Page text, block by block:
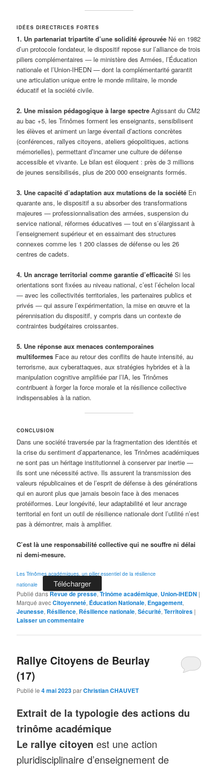
IDÉES DIRECTRICES FORTES
1. Un partenariat tripartite d’une solidité éprouvée Né en 1982
d’un protocole fondateur, le dispositif repose sur l’alliance de trois
piliers complémentaires — le ministère des Armées, l’Éducation
nationale et l’Union-IHEDN — dont la complémentarité garantit
une articulation unique entre le monde militaire, le monde
éducatif et la société civile.
2. Une mission pédagogique à large spectre Agissant du CM2
au bac +5, les Trinômes forment les enseignants, sensibilisent
les élèves et animent un large éventail d’actions concrètes
(conférences, rallyes citoyens, ateliers géopolitiques, actions
mémorielles), permettant d’incarner une culture de défense
accessible et vivante. Le bilan est éloquent : près de 3 millions
de jeunes sensibilisés, plus de 200 000 enseignants formés.
3. Une capacité d’adaptation aux mutations de la société En
quarante ans, le dispositif a su absorber des transformations
majeures — professionnalisation des armées, suspension du
service national, réformes éducatives — tout en s’élargissant à
l’enseignement supérieur et en essaimant des structures
connexes comme les 1 200 classes de défense ou les 26
centres de cadets.
4. Un ancrage territorial comme garantie d’efficacité Si les
orientations sont fixées au niveau national, c’est l’échelon local
— avec les collectivités territoriales, les partenaires publics et
privés — qui assure l’expérimentation, la mise en œuvre et la
pérennisation du dispositif, y compris dans un contexte de
contraintes budgétaires croissantes.
5. Une réponse aux menaces contemporaines
multiformes Face au retour des conflits de haute intensité, au
terrorisme, aux cyberattaques, aux stratégies hybrides et à la
manipulation cognitive amplifiée par l’IA, les Trinômes
contribuent à forger la force morale et la résilience collective
indispensables à la nation.
CONCLUSION
Dans une société traversée par la fragmentation des identités et
la crise du sentiment d’appartenance, les Trinômes académiques
ne sont pas un héritage institutionnel à conserver par inertie —
ils sont une nécessité active. Ils assurent la transmission des
valeurs républicaines et de l’esprit de défense à des générations
qui en auront plus que jamais besoin face à des menaces
protéiformes. Leur longévité, leur adaptabilité et leur ancrage
territorial en font un outil de résilience nationale dont l’utilité n’est
pas à démontrer, mais à amplifier.
C’est là une responsabilité collective qui ne souffre ni délai
ni demi-mesure.
Les Trinômes académiques, un pilier essentiel de la résilience
nationale
Télécharger
Publié dansRevue de presse,Trinôme académique, Union-IHEDN |
Marqué avecCitoyenneté, Éducation Nationale, Engagement,
Jeunesse, Résilience, Résilience nationale,Sécurité,Territoires |
Laisser un commentaire
Rallye Citoyens de Beurlay
(17)
Publié le4 mai 2023parChristian CHAUVET
Extrait de la typologie des actions du
trinôme académique
Le rallye citoyenest une action
pluridisciplinaire d’enseignement de